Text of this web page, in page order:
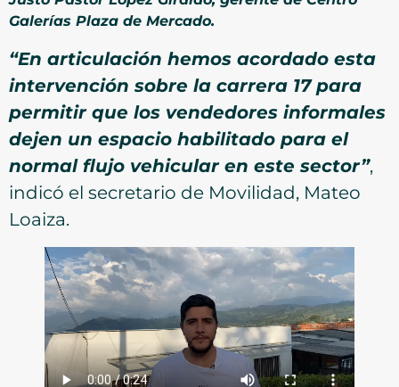
Galerías Plaza de Mercado.
“En articulación hemos acordado esta
intervención sobre la carrera 17 para
permitir que los vendedores informales
dejen un espacio habilitado para el
normal flujo vehicular en este sector”,
indicó el secretario de Movilidad, Mateo
Loaiza.